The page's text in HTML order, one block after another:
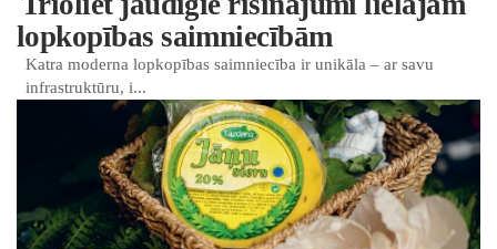
lopkopības saimniecībām
Katra moderna lopkopības saimniecība ir unikāla – ar savu
infrastruktūru, i...